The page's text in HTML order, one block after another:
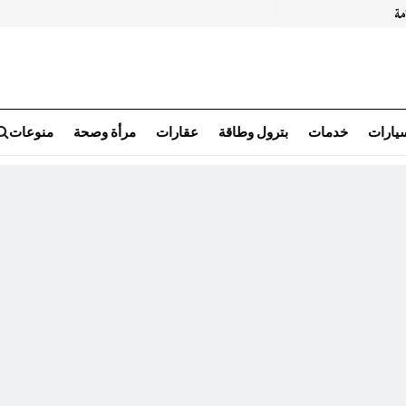
خدمات بترول وطاقة عقارات مرأة وصحة منوعات